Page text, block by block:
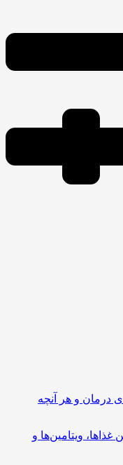
و هر آنچه
ویتامین‌ها و